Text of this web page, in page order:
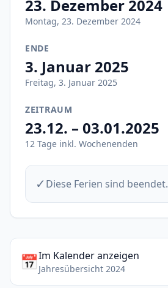
23. Dezember 2024
Montag, 23. Dezember 2024
ENDE
3. Januar 2025
Freitag, 3. Januar 2025
ZEITRAUM
23.12. – 03.01.2025
12 Tage inkl. Wochenenden
✓ Diese Ferien sind beendet.
📅Im Kalender anzeigen
Jahresübersicht 2024